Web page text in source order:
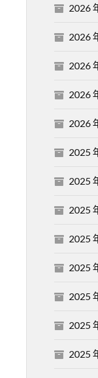
2026
2026
2026
2026
2026
2025
2025
2025
2025
2025
2025
2025
2025